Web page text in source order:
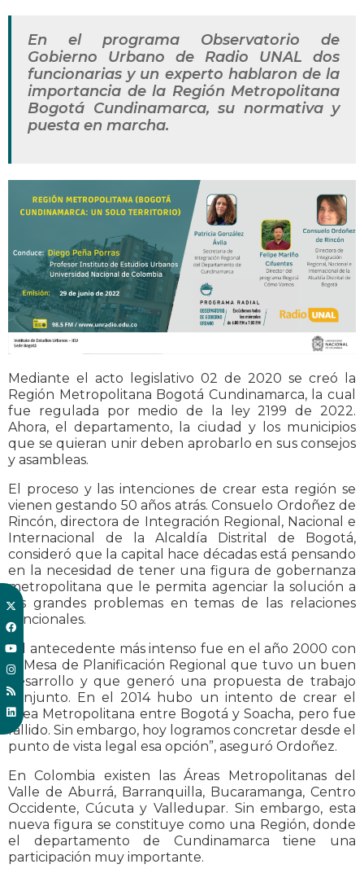
En el programa Observatorio de
Gobierno Urbano de Radio UNAL dos
funcionarias y un experto hablaron de la
importancia de la Región Metropolitana
Bogotá Cundinamarca, su normativa y
puesta en marcha.
Mediante el acto legislativo 02 de 2020 se creó la
Región Metropolitana Bogotá Cundinamarca, la cual
fue regulada por medio de la ley 2199 de 2022.
Ahora, el departamento, la ciudad y los municipios
que se quieran unir deben aprobarlo en sus consejos
y asambleas.
El proceso y las intenciones de crear esta región se
vienen gestando 50 años atrás. Consuelo Ordoñez de
Rincón, directora de Integración Regional, Nacional e
Internacional de la Alcaldía Distrital de Bogotá,
consideró que la capital hace décadas está pensando
en la necesidad de tener una figura de gobernanza
metropolitana que le permita agenciar la solución a
los grandes problemas en temas de las relaciones
funcionales.
“El antecedente más intenso fue en el año 2000 con
la Mesa de Planificación Regional que tuvo un buen
desarrollo y que generó una propuesta de trabajo
conjunto. En el 2014 hubo un intento de crear el
Área Metropolitana entre Bogotá y Soacha, pero fue
fallido. Sin embargo, hoy logramos concretar desde el
punto de vista legal esa opción”, aseguró Ordoñez.
En Colombia existen las Áreas Metropolitanas del
Valle de Aburrá, Barranquilla, Bucaramanga, Centro
Occidente, Cúcuta y Valledupar. Sin embargo, esta
nueva figura se constituye como una Región, donde
el departamento de Cundinamarca tiene una
participación muy importante.